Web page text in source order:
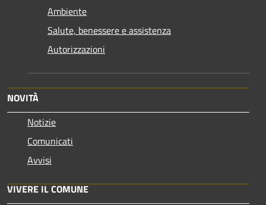
Ambiente
Salute, benessere e assistenza
Autorizzazioni
NOVITÀ
Notizie
Comunicati
Avvisi
VIVERE IL COMUNE